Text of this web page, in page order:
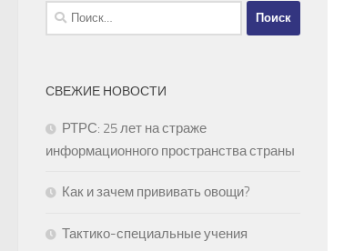
Найти:
СВЕЖИЕ НОВОСТИ
РТРС: 25 лет на страже
информационного пространства страны
Как и зачем прививать овощи?
Тактико-специальные учения